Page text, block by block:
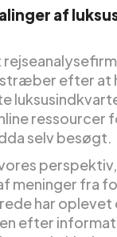
af
efter at
ressourcer
selv besøgt.
meninger fra
har oplevet
efter